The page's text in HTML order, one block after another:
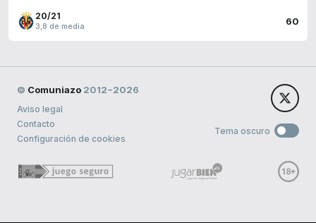
20/21
3,8 de media 60
© Comuniazo 2012−2026
Aviso legal
Contacto
Configuración de cookies
Tema oscuro